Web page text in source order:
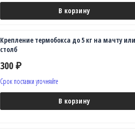
В корзину
Крепление термобокса до 5 кг на мачту или
столб
300 ₽
Срок поставки уточняйте
В корзину